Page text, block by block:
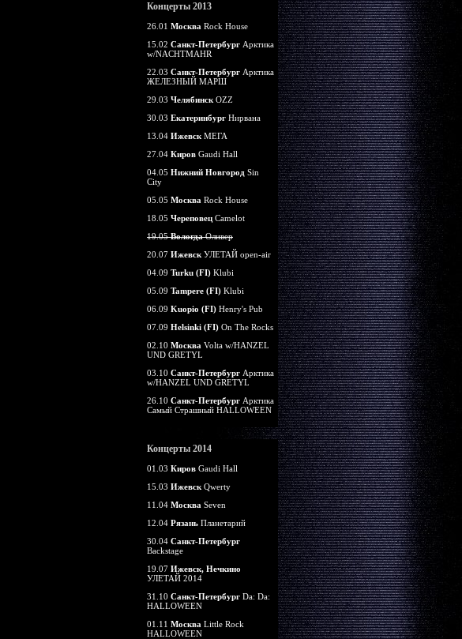
Концерты 2013
26.01 Москва Rock House
15.02 Санкт-Петербург Арктика
w/NACHTMAHR
22.03 Санкт-Петербург Арктика
ЖЕЛЕЗНЫЙ МАРШ
29.03 Челябинск OZZ
30.03 Екатеринбург Нирвана
13.04 Ижевск МЕГА
27.04 Киров Gaudi Hall
04.05 Нижний Новгород Sin
City
05.05 Москва Rock House
18.05 Череповец Camelot
19.05ВологдаОливер
20.07 Ижевск УЛЕТАЙ open-air
04.09 Turku (FI) Klubi
05.09 Tampere (FI) Klubi
06.09 Kuopio (FI) Henry's Pub
07.09 Helsinki (FI) On The Rocks
02.10 Москва Volta w/HANZEL
UND GRETYL
03.10 Санкт-Петербург Арктика
w/HANZEL UND GRETYL
26.10 Санкт-Петербург Арктика
Самый Страшный HALLOWEEN
Концерты 2014
01.03 Киров Gaudi Hall
15.03 Ижевск Qwerty
11.04 Москва Seven
12.04 Рязань Планетарий
30.04 Санкт-Петербург
Backstage
19.07 Ижевск, Нечкино
УЛЕТАЙ 2014
31.10 Санкт-Петербург Da: Da:
HALLOWEEN
01.11 Москва Little Rock
HALLOWEEN